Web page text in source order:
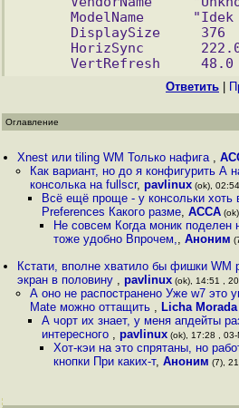
ModelName      "Idek
DisplaySize     376
HorizSync
VertRefresh     48.0
Ответить
Оглавление
Xnest или tiling WM Только нафига ,
Как вариант, но до я конфигурить А
консолька на fullscr, pavlinux(ok),
Всё ещё проще - у консольки хоть
Preferences Какого разме, ACCA
Не совсем Когда моник поделен
тоже удобно Впрочем,,Аноним
Кстати, вполне хватило бы фишки WM
экран в половину ,pavlinux (ok), 14:51 ,
А оно не распостранено Уже w7 это
Mate можно оттащить , Licha Morada
А чорт их знает, у меня апдейты
интересного , pavlinux(ok), 17:28 ,
Хот-кэи на это спрятаны, но
кнопки При каких-т,Аноним (7),